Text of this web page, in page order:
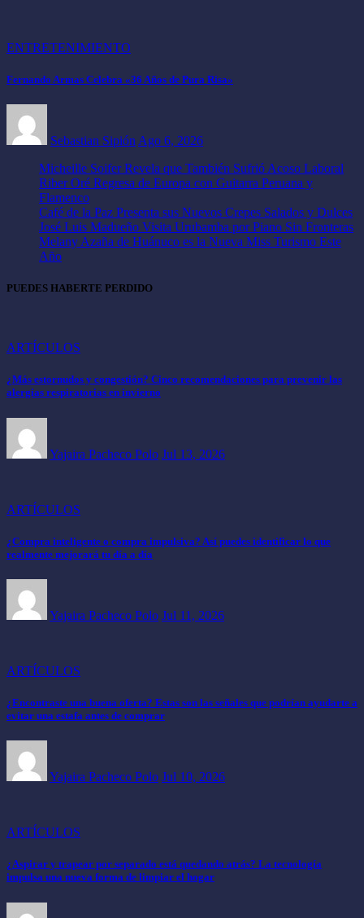
ENTRETENIMIENTO
Fernando Armas Celebra «36 Años de Pura Risa»
Sebastian Sipión Ago 6, 2026
Micheille Soifer Revela que También Sufrió Acoso Laboral
Riber Oré Regresa de Europa con Guitarra Peruana y
Flamenco
Café de la Paz Presenta sus Nuevos Crepes Salados y Dulces
José Luis Madueño Visita Urubamba por Piano Sin Fronteras
Melany Azaña de Huánuco es la Nueva Miss Turismo Este
Año
PUEDES HABERTE PERDIDO
ARTÍCULOS
¿Más estornudos y congestión? Cinco recomendaciones para prevenir las
alergias respiratorias en invierno
Yajaira Pacheco Polo Jul 13, 2026
ARTÍCULOS
¿Compra inteligente o compra impulsiva? Así puedes identificar lo que
realmente mejorará tu día a día
Yajaira Pacheco Polo Jul 11, 2026
ARTÍCULOS
¿Encontraste una buena oferta? Estas son las señales que podrían ayudarte a
evitar una estafa antes de comprar
Yajaira Pacheco Polo Jul 10, 2026
ARTÍCULOS
¿Aspirar y trapear por separado está quedando atrás? La tecnología
impulsa una nueva forma de limpiar el hogar